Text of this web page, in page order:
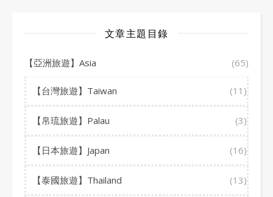
文章主題目錄
【亞洲旅遊】Asia (65)
【台灣旅遊】Taiwan (11)
【帛琉旅遊】Palau (3)
【日本旅遊】Japan (16)
【泰國旅遊】Thailand (13)